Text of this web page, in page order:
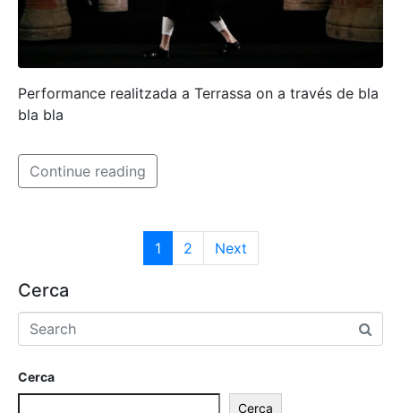
Performance realitzada a Terrassa on a través de bla
bla bla
Continue reading
1 2 Next
Cerca
Cerca
Cerca